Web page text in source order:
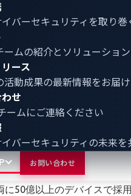
バーセキュリティ を取り巻
ームの紹介とソリューショ
ース
活動成果の最新情報をお届け
せ
ームにご連絡ください
バーセキュリティの未来を
お問い合わせ
場投入までのスピードは非
る検証サイクルの短縮の
により誤検知を減らし、
（Elektrobit）
自動車業界向け組み込み
エレクトロビットは、過
ール、ユーザーエクスペ
に50億以上のデバイスで採